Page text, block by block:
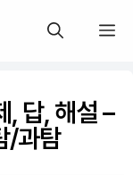
답, 해설 –
/과탐